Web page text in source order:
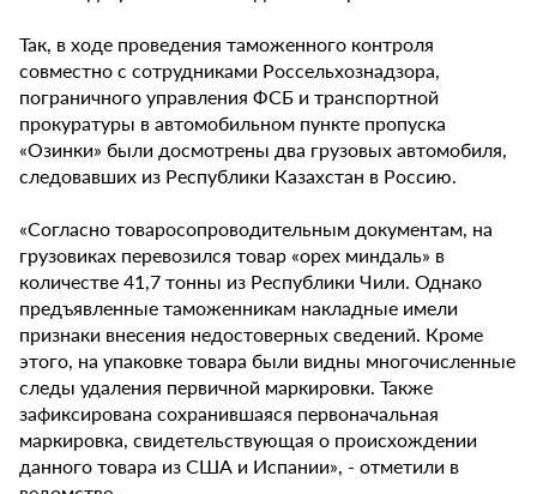
Так, в ходе проведения таможенного контроля
совместно с сотрудниками Россельхознадзора,
пограничного управления ФСБ и транспортной
прокуратуры в автомобильном пункте пропуска
«Озинки» были досмотрены два грузовых автомобиля,
следовавших из Республики Казахстан в Россию.
«Согласно товаросопроводительным документам, на
грузовиках перевозился товар «орех миндаль» в
количестве 41,7 тонны из Республики Чили. Однако
предъявленные таможенникам накладные имели
признаки внесения недостоверных сведений. Кроме
этого, на упаковке товара были видны многочисленные
следы удаления первичной маркировки. Также
зафиксирована сохранившаяся первоначальная
маркировка, свидетельствующая о происхождении
данного товара из США и Испании», - отметили в